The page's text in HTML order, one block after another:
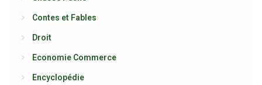
Contes et Fables
Droit
Economie Commerce
Encyclopédie